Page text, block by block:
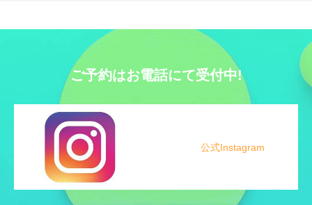
ご予約はお電話にて受付中!
公式Instagram